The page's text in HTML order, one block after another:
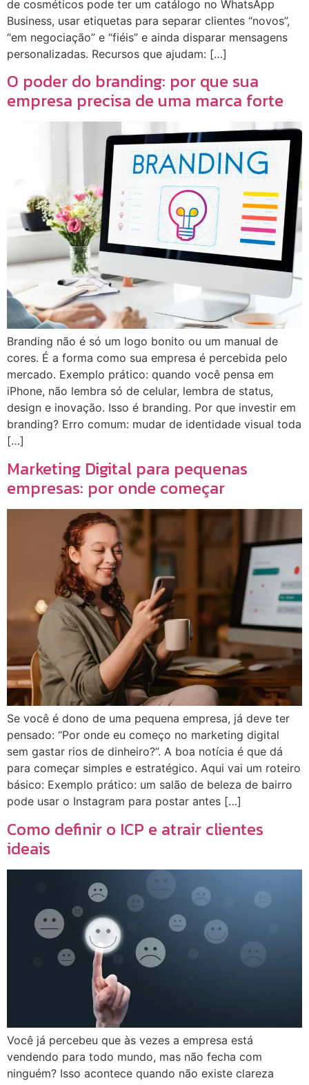
de cosméticos pode ter um catálogo no WhatsApp
Business, usar etiquetas para separar clientes “novos”,
“em negociação” e “fiéis” e ainda disparar mensagens
personalizadas. Recursos que ajudam: […]
O poder do branding: por que sua
empresa precisa de uma marca forte
Branding não é só um logo bonito ou um manual de
cores. É a forma como sua empresa é percebida pelo
mercado. Exemplo prático: quando você pensa em
iPhone, não lembra só de celular, lembra de status,
design e inovação. Isso é branding. Por que investir em
branding? Erro comum: mudar de identidade visual toda
[…]
Marketing Digital para pequenas
empresas: por onde começar
Se você é dono de uma pequena empresa, já deve ter
pensado: “Por onde eu começo no marketing digital
sem gastar rios de dinheiro?”. A boa notícia é que dá
para começar simples e estratégico. Aqui vai um roteiro
básico: Exemplo prático: um salão de beleza de bairro
pode usar o Instagram para postar antes […]
Como definir o ICP e atrair clientes
ideais
Você já percebeu que às vezes a empresa está
vendendo para todo mundo, mas não fecha com
ninguém? Isso acontece quando não existe clareza